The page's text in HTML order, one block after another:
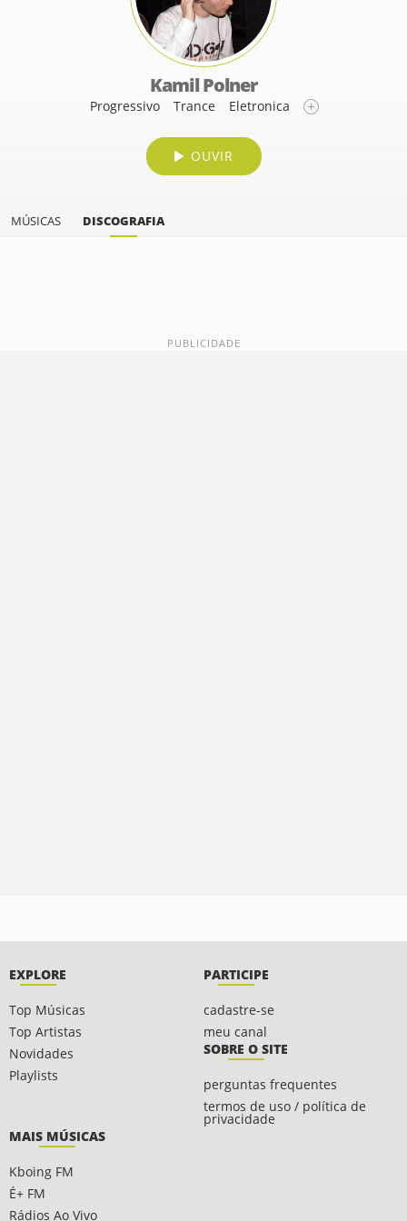
Kamil Polner
Progressivo Trance Eletronica
OUVIR
MÚSICAS DISCOGRAFIA
EXPLORE
Top Músicas
Top Artistas
Novidades
Playlists
PARTICIPE
cadastre-se
meu canal
SOBRE O SITE
perguntas frequentes
termos de uso / política de
privacidade
MAIS MÚSICAS
Kboing FM
É+ FM
Rádios Ao Vivo